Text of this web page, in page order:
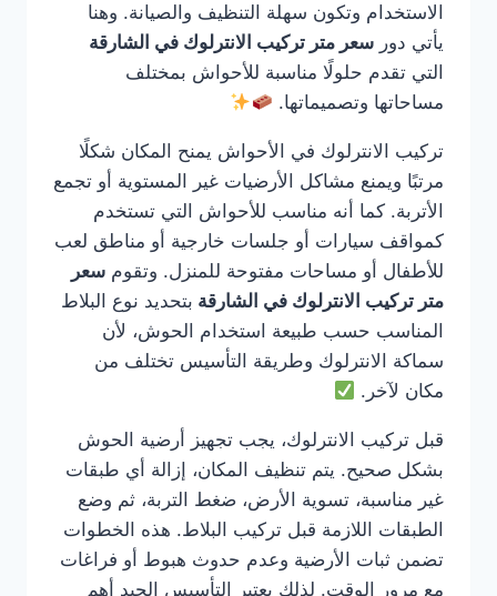
الاستخدام وتكون سهلة التنظيف والصيانة. وهنا
يأتي دور سعر متر تركيب الانترلوك في الشارقة
التي تقدم حلولًا مناسبة للأحواش بمختلف
مساحاتها وتصميماتها.
تركيب الانترلوك في الأحواش يمنح المكان شكلًا
مرتبًا ويمنع مشاكل الأرضيات غير المستوية أو تجمع
الأتربة. كما أنه مناسب للأحواش التي تستخدم
كمواقف سيارات أو جلسات خارجية أو مناطق لعب
للأطفال أو مساحات مفتوحة للمنزل. وتقوم سعر
متر تركيب الانترلوك في الشارقة بتحديد نوع البلاط
المناسب حسب طبيعة استخدام الحوش، لأن
سماكة الانترلوك وطريقة التأسيس تختلف من
مكان لآخر.
قبل تركيب الانترلوك، يجب تجهيز أرضية الحوش
بشكل صحيح. يتم تنظيف المكان، إزالة أي طبقات
غير مناسبة، تسوية الأرض، ضغط التربة، ثم وضع
الطبقات اللازمة قبل تركيب البلاط. هذه الخطوات
تضمن ثبات الأرضية وعدم حدوث هبوط أو فراغات
مع مرور الوقت. لذلك يعتبر التأسيس الجيد أهم